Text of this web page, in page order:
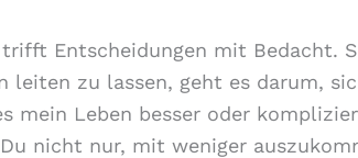
Entscheidungen mit Bedacht.
leiten zu lassen, geht es darum,
mein Leben besser oder
nicht nur, mit weniger